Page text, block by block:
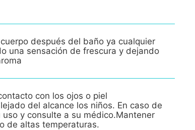
después del baño ya cualquier
una sensación de frescura y dejando
con los ojos o piel
del alcance los niños. En caso de
y consulte a su médico.Mantener
de altas temperaturas.